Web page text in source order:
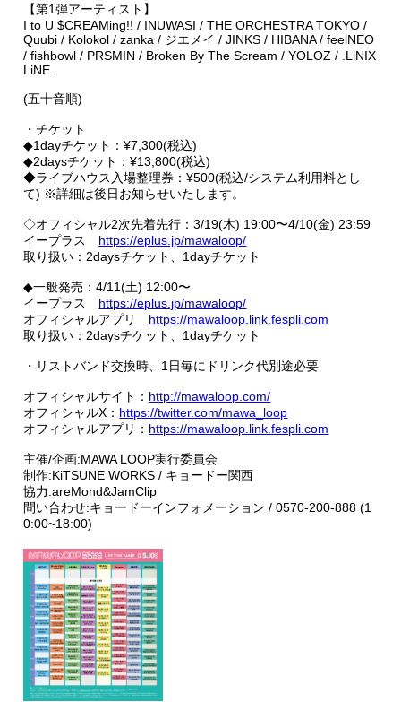
【第1弾アーティスト】
I to U $CREAMing!! / INUWASI / THE ORCHESTRA TOKYO /
Quubi / Kolokol / zanka / ジエメイ / JINKS / HIBANA / feelNEO
/ fishbowl / PRSMIN / Broken By The Scream / YOLOZ / .LiNIX
LiNE.
(五十音順)
・チケット
◆1dayチケット：¥7,300(税込)
◆2daysチケット：¥13,800(税込)
◆ライブハウス入場整理券：¥500(税込/システム利用料とし
て) ※詳細は後日お知らせいたします。
◇オフィシャル2次先着先行：3/19(木) 19:00〜4/10(金) 23:59
イープラス https://eplus.jp/mawaloop/
取り扱い：2daysチケット、1dayチケット
◆一般発売：4/11(土) 12:00〜
イープラス https://eplus.jp/mawaloop/
オフィシャルアプリ https://mawaloop.link.fespli.com
取り扱い：2daysチケット、1dayチケット
・リストバンド交換時、1日毎にドリンク代別途必要
オフィシャルサイト： http://mawaloop.com/
オフィシャルX： https://twitter.com/mawa_loop
オフィシャルアプリ： https://mawaloop.link.fespli.com
主催/企画:MAWA LOOP実行委員会
制作:KiTSUNE WORKS / キョードー関西
協力:areMond&JamClip
問い合わせ:キョードーインフォメーション / 0570-200-888 (1
0:00~18:00)